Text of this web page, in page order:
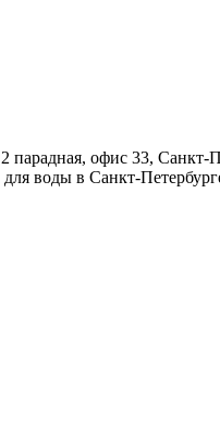
парадная, офис 33, Санкт-
воды в Санкт-